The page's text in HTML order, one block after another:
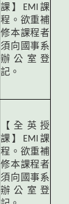
課】EMI課
程。欲重補
修本課程者
須向國事系
辦公室登
記。
【全英授
課】EMI課
程。欲重補
修本課程者
須向國事系
辦公室登